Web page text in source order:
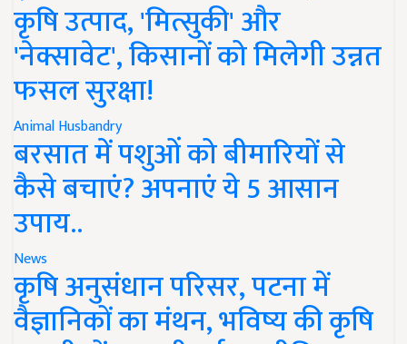
कृषि उत्पाद, 'मित्सुकी' और
'नेक्सावेट', किसानों को मिलेगी उन्नत
फसल सुरक्षा!
Animal Husbandry
बरसात में पशुओं को बीमारियों से
कैसे बचाएं? अपनाएं ये 5 आसान
उपाय..
News
कृषि अनुसंधान परिसर, पटना में
वैज्ञानिकों का मंथन, भविष्य की कृषि